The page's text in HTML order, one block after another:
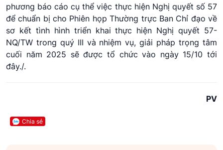
phương báo cáo cụ thể việc thực hiện Nghị quyết số 57
để chuẩn bị cho Phiên họp Thường trực Ban Chỉ đạo về
sơ kết tình hình triển khai thực hiện Nghị quyết 57-
NQ/TW trong quý III và nhiệm vụ, giải pháp trọng tâm
cuối năm 2025 sẽ được tổ chức vào ngày 15/10 tới
đây./.
PV
Chia sẻ